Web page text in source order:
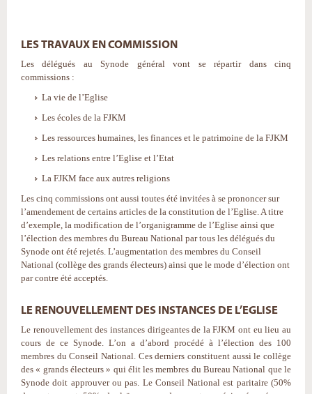
LES TRAVAUX EN COMMISSION
Les délégués au Synode général vont se répartir dans cinq
commissions :
La vie de l’Eglise
Les écoles de la FJKM
Les ressources humaines, les finances et le patrimoine de la FJKM
Les relations entre l’Eglise et l’Etat
La FJKM face aux autres religions
Les cinq commissions ont aussi toutes été invitées à se prononcer sur
l’amendement de certains articles de la constitution de l’Eglise. A titre
d’exemple, la modification de l’organigramme de l’Eglise ainsi que
l’élection des membres du Bureau National par tous les délégués du
Synode ont été rejetés. L’augmentation des membres du Conseil
National (collège des grands électeurs) ainsi que le mode d’élection ont
par contre été acceptés.
LE RENOUVELLEMENT DES INSTANCES DE L’EGLISE
Le renouvellement des instances dirigeantes de la FJKM ont eu lieu au
cours de ce Synode. L’on a d’abord procédé à l’élection des 100
membres du Conseil National. Ces derniers constituent aussi le collège
des « grands électeurs » qui élit les membres du Bureau National que le
Synode doit approuver ou pas. Le Conseil National est paritaire (50%